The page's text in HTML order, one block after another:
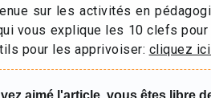
sur les activités en
vous explique les 10 clefs
pour les apprivoiser: cliquez